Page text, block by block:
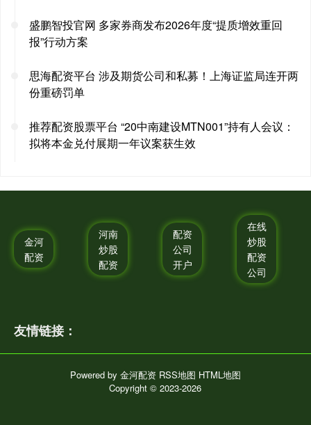
盛鹏智投官网 多家券商发布2026年度“提质增效重回
报”行动方案
思海配资平台 涉及期货公司和私募！上海证监局连开两
份重磅罚单
推荐配资股票平台 “20中南建设MTN001”持有人会议：
拟将本金兑付展期一年议案获生效
金河
配资
河南
炒股
配资
配资
公司
开户
在线
炒股
配资
公司
友情链接：
Powered by 金河配资 RSS地图 HTML地图
Copyright© 2023-2026